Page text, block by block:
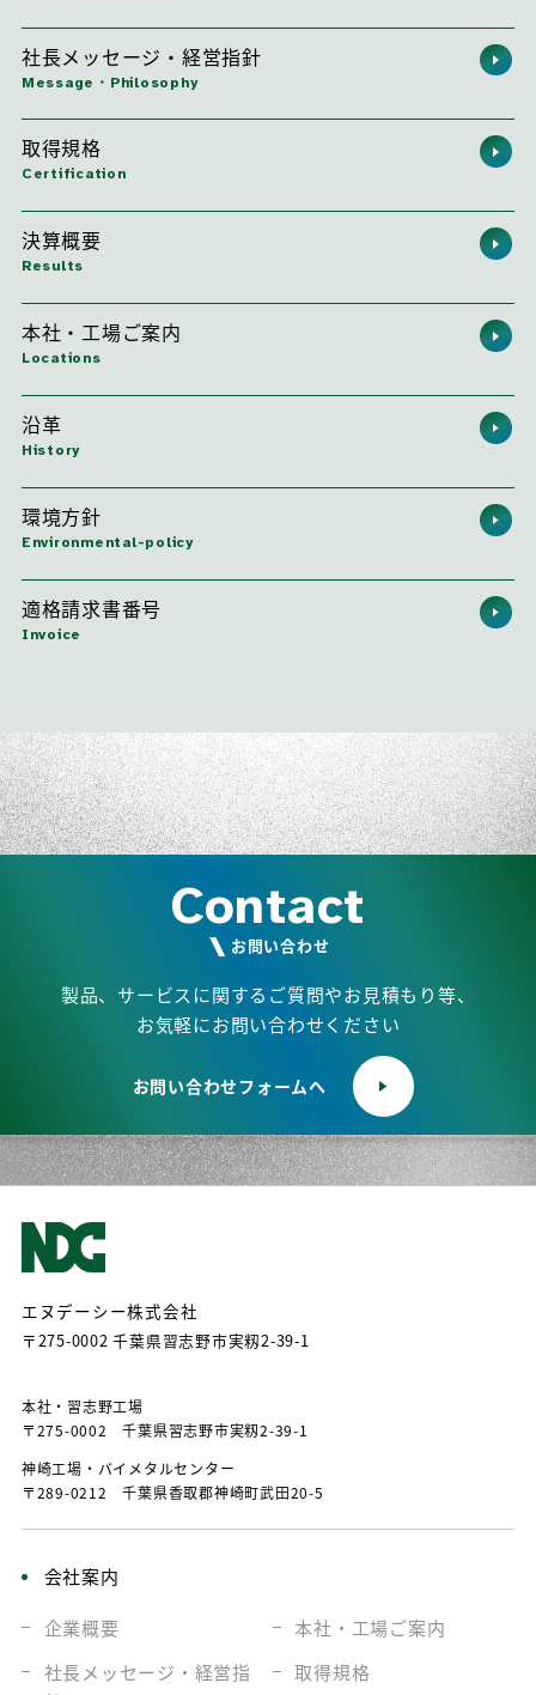
社長メッセージ・経営指針
Message・Philosophy
取得規格
Certification
決算概要
Results
本社・工場ご案内
Locations
沿革
History
環境方針
Environmental-policy
適格請求書番号
Invoice
Contact
お問い合わせ
製品、サービスに関するご質問やお見積もり等、
お気軽にお問い合わせください
お問い合わせフォームへ
エヌデーシー株式会社
〒275-0002 千葉県習志野市実籾2-39-1
本社・習志野⼯場
〒275-0002 千葉県習志野市実籾2-39-1
神崎⼯場・バイメタルセンター
〒289-0212 千葉県⾹取郡神崎町武⽥20-5
会社案内
企業概要 本社・工場ご案内
社長メッセージ・ 経営指
取得規格